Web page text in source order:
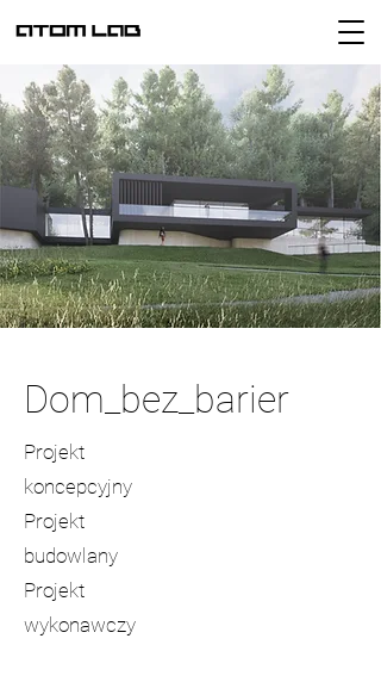
Dom_bez_barier
Projekt
koncepcyjny
Projekt
budowlany
Projekt
wykonawczy